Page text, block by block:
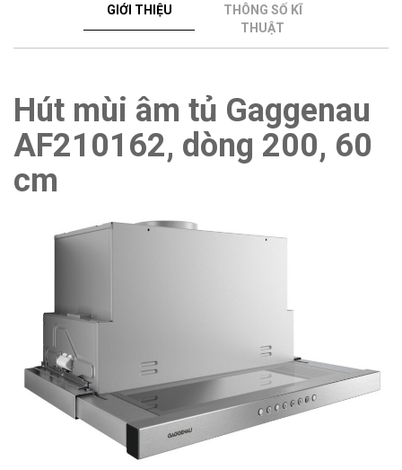
GIỚI THIỆU
THÔNG SỐ KĨ
THUẬT
Hút mùi âm tủ Gaggenau
AF210162, dòng 200, 60
cm